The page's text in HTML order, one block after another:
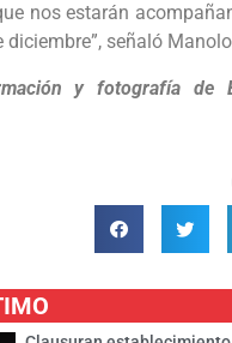
nos estarán
diciembre”, señaló
y fotografía de